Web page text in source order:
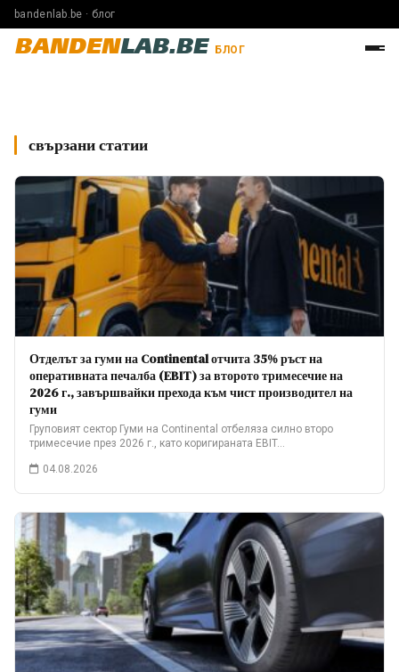
bandenlab.be · блог
BANDENLAB.BE БЛОГ
свързани статии
Отделът за гуми на Continental отчита 35% ръст на
оперативната печалба (EBIT) за второто тримесечие на
2026 г., завършвайки прехода към чист производител на
гуми
Груповият сектор Гуми на Continental отбеляза силно второ
тримесечие през 2026 г., като коригираната EBIT…
04.08.2026